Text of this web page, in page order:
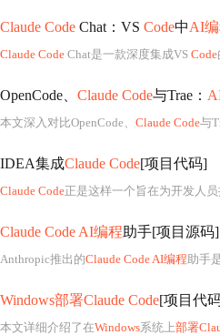
Claude Code Chat：VS Code中AI
Claude Code Chat是一款深度集成VS Code
OpenCode、 Claude Code与Trae：
本文深入对比OpenCode、 Claude Code与
IDEA集成Claude Code[项目代码]
Claude Code正是这样一个旨在为开发人
Claude Code AI编程助手[项目源码]
Anthropic推出的Claude Code AI编程助手
Windows部署Claude Code[项目代
本文详细介绍了在Windows系统上部署